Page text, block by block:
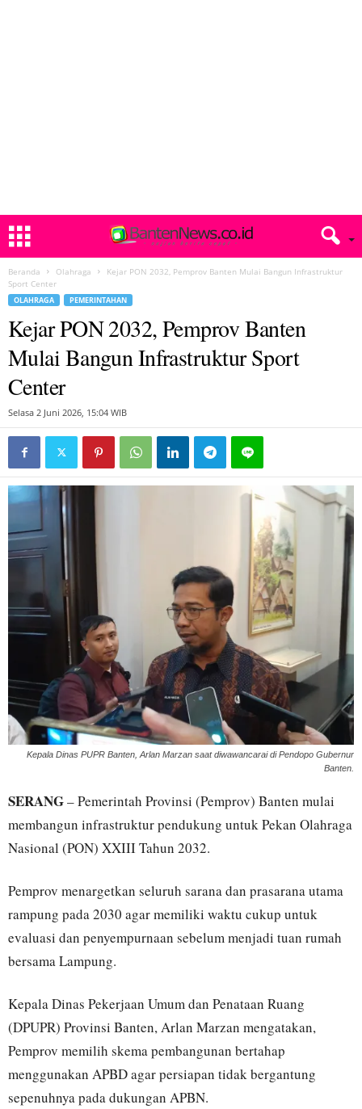
Beranda Olahraga
Kejar PON 2032, Pemprov Banten Mulai Bangun Infrastruktur
Sport Center
OLAHRAGA PEMERINTAHAN
Kejar PON 2032, Pemprov Banten
Mulai Bangun Infrastruktur Sport
Center
Selasa 2 Juni 2026, 15:04 WIB
Kepala Dinas PUPR Banten, Arlan Marzan saat diwawancarai di Pendopo Gubernur
Banten.
SERANG– Pemerintah Provinsi (Pemprov) Banten mulai
membangun infrastruktur pendukung untuk Pekan Olahraga
Nasional (PON) XXIII Tahun 2032.
Pemprov menargetkan seluruh sarana dan prasarana utama
rampung pada 2030 agar memiliki waktu cukup untuk
evaluasi dan penyempurnaan sebelum menjadi tuan rumah
bersama Lampung.
Kepala Dinas Pekerjaan Umum dan Penataan Ruang
(DPUPR) Provinsi Banten, Arlan Marzan mengatakan,
Pemprov memilih skema pembangunan bertahap
menggunakan APBD agar persiapan tidak bergantung
sepenuhnya pada dukungan APBN.